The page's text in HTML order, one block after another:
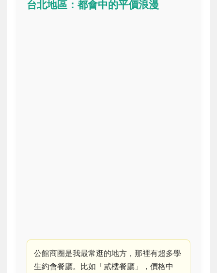
台北地區：都會中的平價浪漫
公館商圈是我最常逛的地方，那裡有超多學
生約會餐廳。比如「貳樓餐廳」，價格中